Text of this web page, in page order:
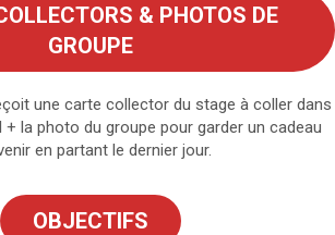
& PHOTOS DE
GROUPE
une carte collector du stage à coller dans
+ la photo du groupe pour garder un cadeau
en partant le dernier jour.
OBJECTIFS